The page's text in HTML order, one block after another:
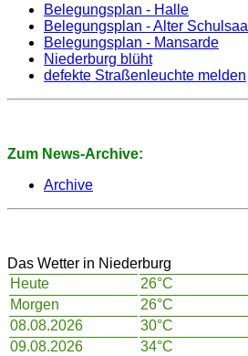
Belegungsplan - Halle
Belegungsplan - Alter Schulsaal
Belegungsplan - Mansarde
Niederburg blüht
defekte Straßenleuchte melden
Zum News-Archive:
Archive
Das Wetter in Niederburg
Heute
26°C
Morgen
26°C
08.08.2026
30°C
09.08.2026
34°C